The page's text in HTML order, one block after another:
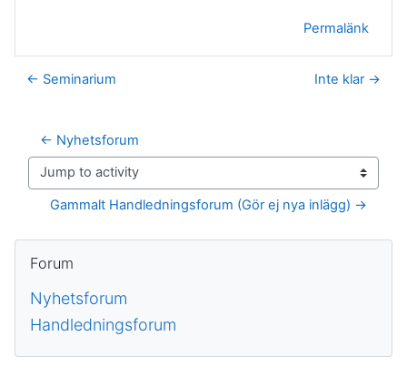
Permalänk
← Seminarium Inte klar →
← Nyhetsforum
Jump to activity
Gammalt Handledningsforum (Gör ej nya inlägg) →
Block
Forum
Nyhetsforum
Handledningsforum